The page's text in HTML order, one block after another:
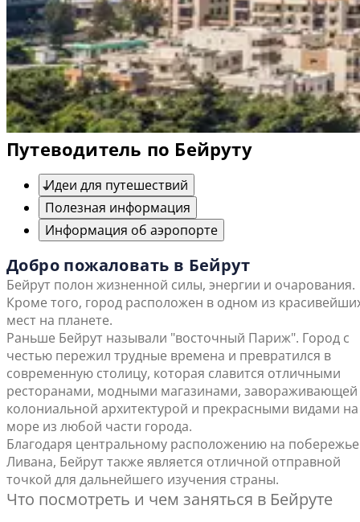
Путеводитель по Бейруту
Идеи для путешествий
Полезная информация
Информация об аэропорте
Добро пожаловать в Бейрут
Бейрут полон жизненной силы, энергии и очарования.
Кроме того, город расположен в одном из
мест на планете.
Раньше Бейрут называли "восточный Париж". Город с
честью пережил трудные времена и превратился в
современную столицу, которая славится отличными
ресторанами, модными магазинами, завораживающей
колониальной архитектурой и прекрасными видами на
море из любой части города.
Благодаря центральному расположению на побережье
Ливана, Бейрут также является отличной отправной
точкой для дальнейшего изучения страны.
Что посмотреть и чем заняться в Бейруте